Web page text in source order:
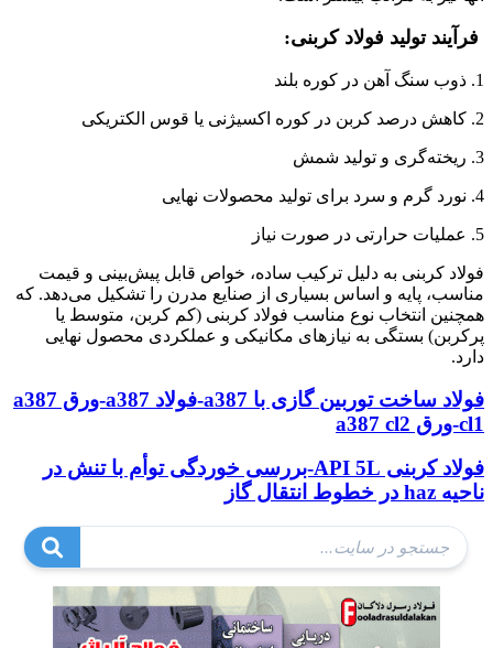
فرآیند تولید فولاد کربنی:
1. ذوب سنگ آهن در کوره بلند
2. کاهش درصد کربن در کوره اکسیژنی یا قوس الکتریکی
3. ریخته‌گری و تولید شمش
4. نورد گرم و سرد برای تولید محصولات نهایی
5. عملیات حرارتی در صورت نیاز
فولاد کربنی به دلیل ترکیب ساده، خواص قابل پیش‌بینی و قیمت
مناسب، پایه و اساس بسیاری از صنایع مدرن را تشکیل می‌دهد. که
همچنین انتخاب نوع مناسب فولاد کربنی (کم کربن، متوسط یا
پرکربن) بستگی به نیازهای مکانیکی و عملکردی محصول نهایی
دارد.
فولاد ساخت توربین گازی با a387-فولاد a387-ورق a387
cl1-ورق a387 cl2
فولاد کربنی API 5L-بررسی خوردگی توأم با تنش در
ناحیه haz در خطوط انتقال گاز